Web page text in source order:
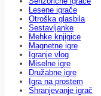
Lesene igrače
Otroška glasbila
Sestavljanke
Mehke knjigice
Magnetne igre
Igranje vlog
Miselne igre
Družabne igre
Igra na prostem
Shranjevanje igrač